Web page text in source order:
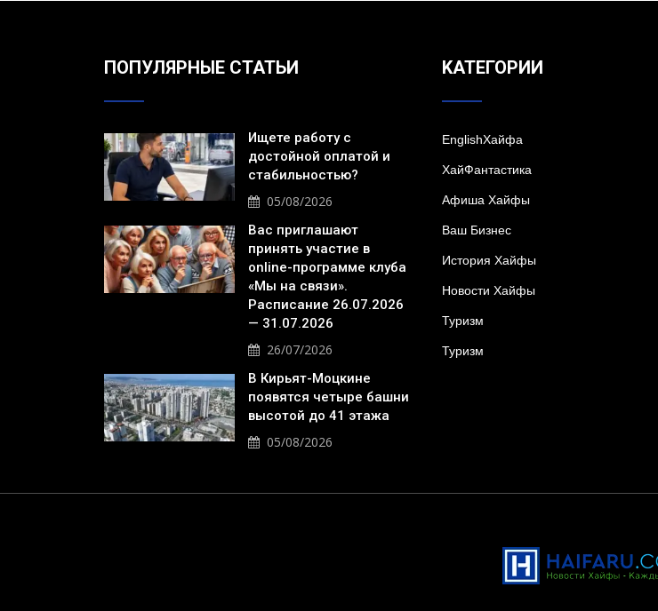
ПОПУЛЯРНЫЕ СТАТЬИ
Ищете работу с
достойной оплатой и
стабильностью?
05/08/2026
Вас приглашают
принять участие в
online-программе клуба
«Мы на связи».
Расписание 26.07.2026
— 31.07.2026
26/07/2026
В Кирьят-Моцкине
появятся четыре башни
высотой до 41 этажа
05/08/2026
KАТЕГОРИИ
EnglishХайфа
XайФантастика
Афиша Хайфы
Ваш Бизнес
История Хайфы
Новости Хайфы
Туризм
Туризм